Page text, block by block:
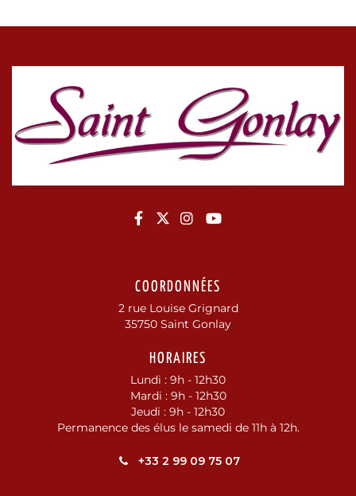
Lien vers le compte Facebook
Lien vers le compte Twitter
Lien vers le compte
Lien vers la chaîne
COORDONNÉES
2 rue Louise Grignard
35750 Saint Gonlay
HORAIRES
Lundi : 9h - 12h30
Mardi : 9h - 12h30
Jeudi : 9h - 12h30
Permanence des élus le samedi de 11h à 12h.
+33 2 99 09 75 07